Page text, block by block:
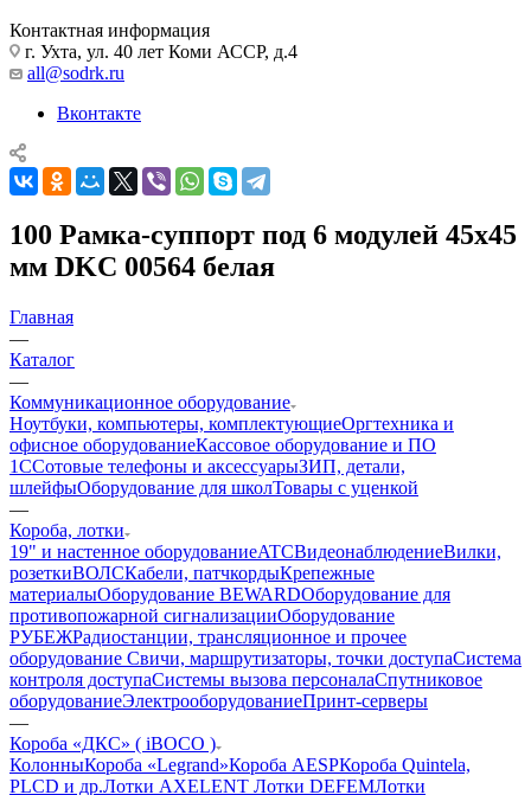
Контактная информация
г. Ухта, ул. 40 лет Коми АССР, д.4
all@sodrk.ru
Вконтакте
100 Рамка-суппорт под 6 модулей 45х45
мм DKC 00564 белая
Главная
—
Каталог
—
Коммуникационное оборудование
Ноутбуки, компьютеры, комплектующиеОргтехника и
офисное оборудованиеКассовое оборудование и ПО
1ССотовые телефоны и аксессуарыЗИП, детали,
шлейфыОборудование для школТовары с уценкой
—
Короба, лотки
19" и настенное оборудованиеATCВидеонаблюдениеВилки,
розеткиВОЛСКабели, патчкордыКрепежные
материалыОборудование BEWARDОборудование для
противопожарной сигнализацииОборудование
РУБЕЖРадиостанции, трансляционное и прочее
оборудование Свичи, маршрутизаторы, точки доступаСистема
контроля доступаСистемы вызова персоналаСпутниковое
оборудованиеЭлектрооборудованиеПринт-серверы
—
Короба «ДКС» ( iBOCO )
КолонныКороба «Legrand»Короба AESPКороба Quintela,
PLCD и др.Лотки AXELENT Лотки DEFEMЛотки